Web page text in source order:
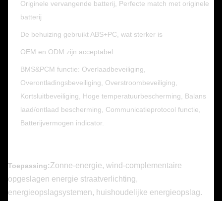
Originele vervangende batterij, Perfecte match met originele
batterij
De behuizing gebruikt ABS+PC, wat sterker is
OEM en ODM zijn acceptabel
BMS&PCM functie: Overlaadbeveiliging,
Overontladingsbeveiliging, Overstroombeveiliging,
Kortsluitbeveiliging, Hoge temperatuurbescherming, Balans
laad/ontlaad bescherming, Communicatieprotocol functie,
Batterijvermogen indicator.
Toepassing:Zonne-energie, wind-complementaire
opgeslagen energie straatverlichting,
energieopslagsystemen, huishoudelijke energieopslag.